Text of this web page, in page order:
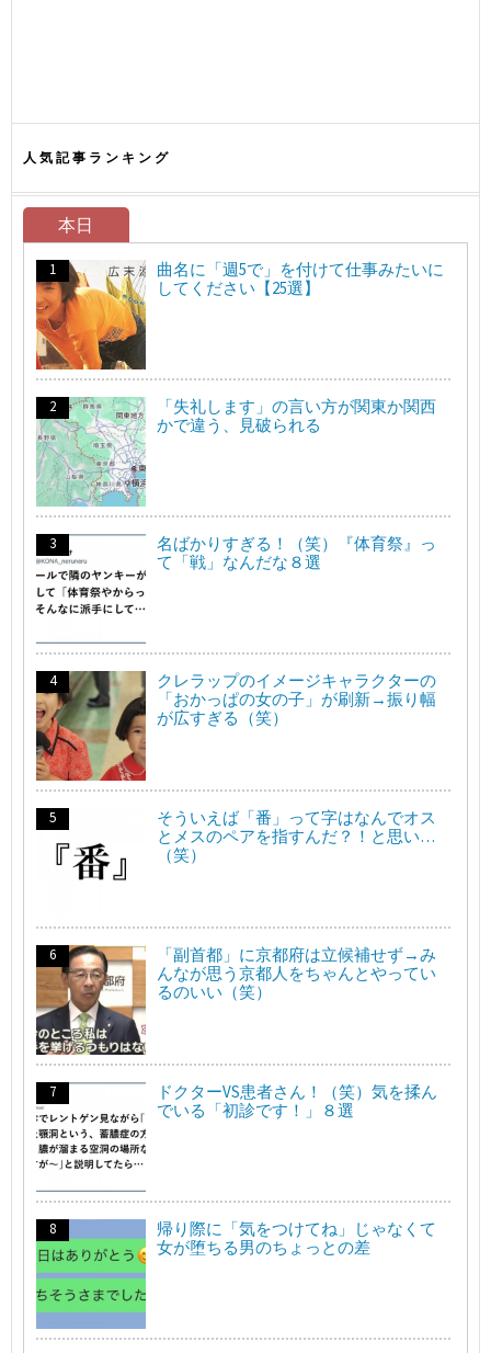
人気記事ランキング
本日
曲名に「週5で」を付けて仕事みたいに
してください【25選】
「失礼します」の言い方が関東か関西
かで違う、見破られる
名ばかりすぎる！（笑）『体育祭』っ
て「戦」なんだな８選
クレラップのイメージキャラクターの
「おかっぱの女の子」が刷新→振り幅
が広すぎる（笑）
そういえば「番」って字はなんでオス
とメスのペアを指すんだ？！と思い…
（笑）
「副首都」に京都府は立候補せず→み
んなが思う京都人をちゃんとやってい
るのいい（笑）
ドクターVS患者さん！（笑）気を揉ん
でいる「初診です！」８選
帰り際に「気をつけてね」じゃなくて
女が堕ちる男のちょっとの差